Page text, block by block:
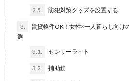
2.5. 防犯対策グッズを設置する
3.
賃貸物件OK！女性×一人暮らし向け
選
3.1. センサーライト
3.2. 補助錠